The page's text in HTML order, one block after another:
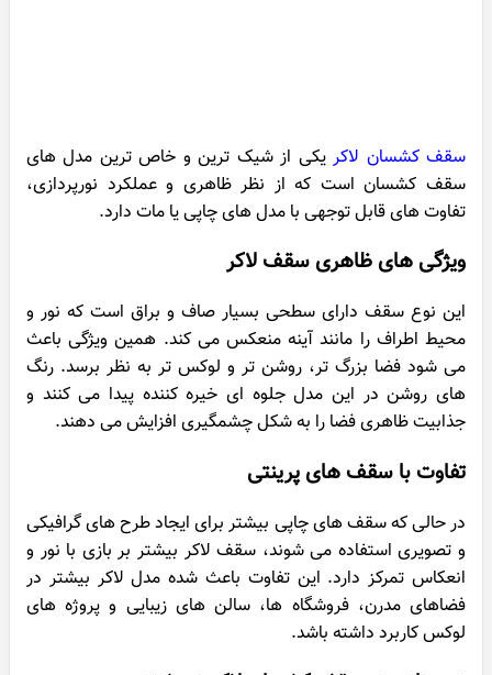
سقف کشسان لاکریکی از شیک ترین و خاص ترین مدل های
سقف کشسان است که از نظر ظاهری و عملکرد نورپردازی،
تفاوت های قابل توجهی با مدل های چاپی یا مات دارد.
ویژگی های ظاهری سقف لاکر
این نوع سقف دارای سطحی بسیار صاف و براق است که نور و
محیط اطراف را مانند آینه منعکس می کند. همین ویژگی باعث
می شود فضا بزرگ تر، روشن تر و لوکس تر به نظر برسد. رنگ
های روشن در این مدل جلوه ای خیره کننده پیدا می کنند و
جذابیت ظاهری فضا را به شکل چشمگیری افزایش می دهند.
تفاوت با سقف های پرینتی
در حالی که سقف های چاپی بیشتر برای ایجاد طرح های گرافیکی
و تصویری استفاده می شوند، سقف لاکر بیشتر بر بازی با نور و
انعکاس تمرکز دارد. این تفاوت باعث شده مدل لاکر بیشتر در
فضاهای مدرن، فروشگاه ها، سالن های زیبایی و پروژه های
لوکس کاربرد داشته باشد.